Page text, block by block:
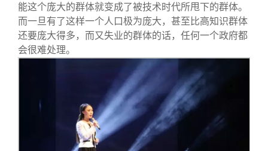
能这个庞大的群体就变成了被技术时代所甩下的群体。
而一旦有了这样一个人口极为庞大，甚至比高知识群体
还要庞大得多，而又失业的群体的话，任何一个政府都
会很难处理。